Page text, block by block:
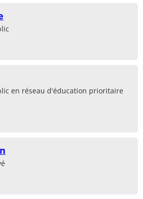
en réseau d'éducation prioritaire